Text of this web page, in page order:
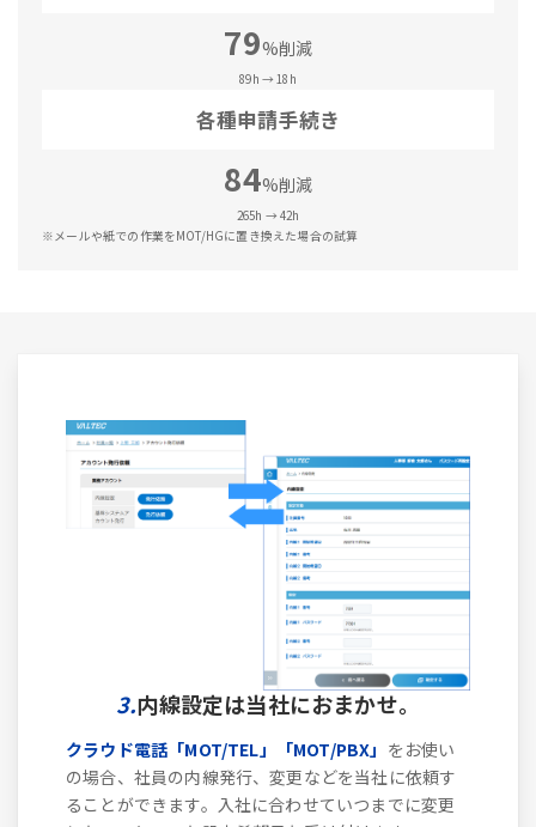
79%削減
89h → 18h
各種申請手続き
84%削減
265h → 42h
※メールや紙での作業をMOT/HGに置き換えた場合の試算
3.内線設定は当社におまかせ。
クラウド電話「MOT/TEL」「MOT/PBX」 をお使い
の場合、社員の内線発行、変更などを当社に依頼す
ることができます。入社に合わせていつまでに変更